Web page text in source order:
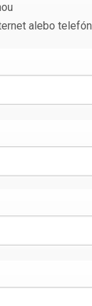
alebo telefón